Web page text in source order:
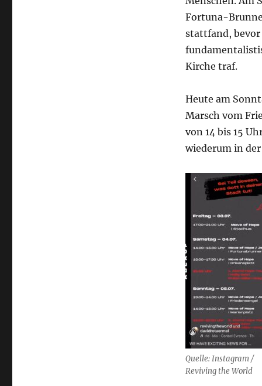
Fortuna-
stattfand,
Kirche traf.
Heute am
Marsch vom
von 14 bis 15
wiederum in
Quelle: Instagram /
Reviving the World